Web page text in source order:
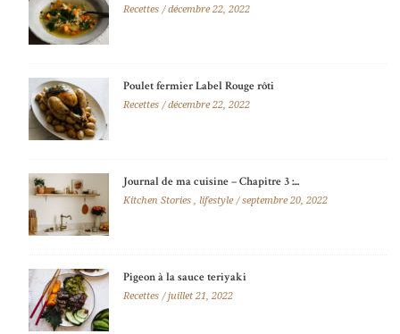
Recettes décembre 22, 2022
Poulet fermier Label Rouge rôti
Recettes décembre 22, 2022
Journal de ma cuisine – Chapitre 3 :...
Kitchen Stories ,lifestyle septembre 20, 2022
Pigeon à la sauce teriyaki
Recettes juillet 21, 2022